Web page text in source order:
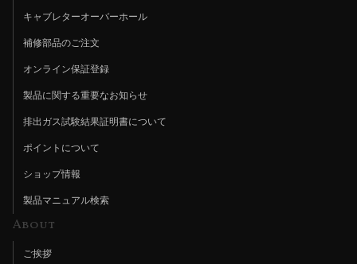
キャブレターオーバーホール
補修部品のご注文
オンライン保証登録
製品に関する重要なお知らせ
排出ガス試験結果証明書について
ポイントについて
ショップ情報
製品マニュアル検索
About
ご挨拶